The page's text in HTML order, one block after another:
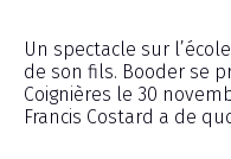
Un spectacle sur
de son fils. Booder se
Coignières le 30
Francis Costard a de